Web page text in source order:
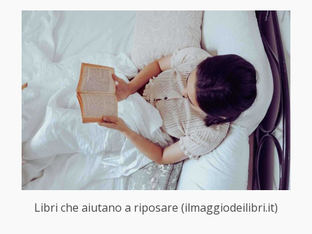
Libri che aiutano a riposare (ilmaggiodeilibri.it)